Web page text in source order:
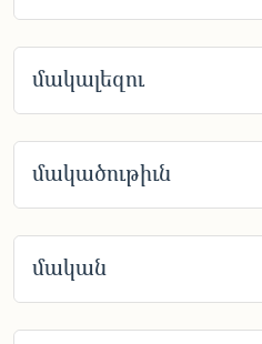
մակալեզու
մակածութիւն
մական